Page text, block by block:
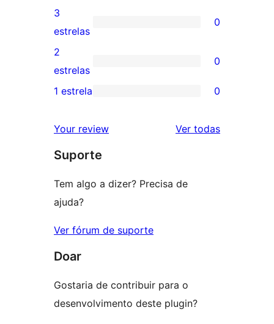
5
estrelas
avaliação
com
4
estrela
0
avaliação
com
3
3
estrelas
0
0
avaliação
2
2
estrelas
0
com
1
1 estrela 0
Your review Ver todasavaliações
Suporte
Tem algo a dizer? Precisa de
ajuda?
Ver fórum de suporte
Doar
Gostaria de contribuir para o
desenvolvimento deste plugin?